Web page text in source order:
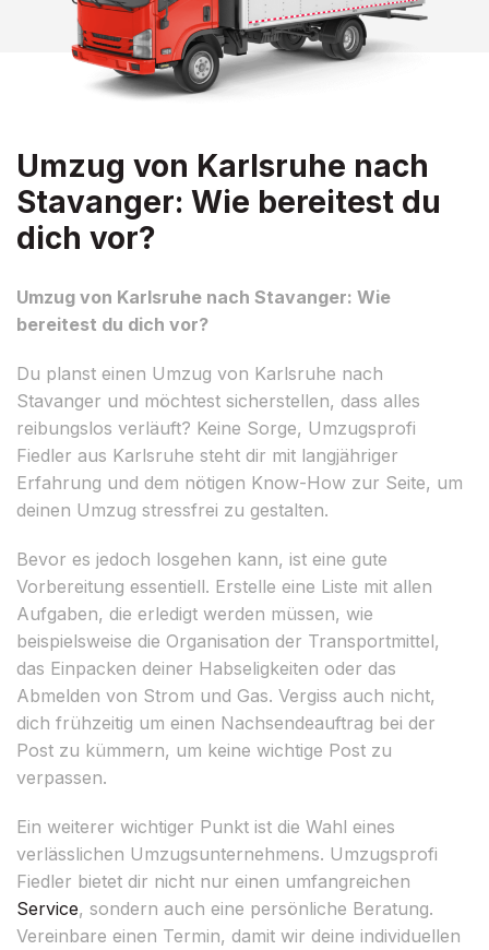
Umzug von Karlsruhe nach
Stavanger: Wie bereitest du
dich vor?
Umzug von Karlsruhe nach Stavanger: Wie
bereitest du dich vor?
Du planst einen Umzug von Karlsruhe nach
Stavanger und möchtest sicherstellen, dass alles
reibungslos verläuft? Keine Sorge, Umzugsprofi
Fiedler aus Karlsruhe steht dir mit langjähriger
Erfahrung und dem nötigen Know-How zur Seite, um
deinen Umzug stressfrei zu gestalten.
Bevor es jedoch losgehen kann, ist eine gute
Vorbereitung essentiell. Erstelle eine Liste mit allen
Aufgaben, die erledigt werden müssen, wie
beispielsweise die Organisation der Transportmittel,
das Einpacken deiner Habseligkeiten oder das
Abmelden von Strom und Gas. Vergiss auch nicht,
dich frühzeitig um einen Nachsendeauftrag bei der
Post zu kümmern, um keine wichtige Post zu
verpassen.
Ein weiterer wichtiger Punkt ist die Wahl eines
verlässlichen Umzugsunternehmens. Umzugsprofi
Fiedler bietet dir nicht nur einen umfangreichen
Service, sondern auch eine persönliche Beratung.
Vereinbare einen Termin, damit wir deine individuellen